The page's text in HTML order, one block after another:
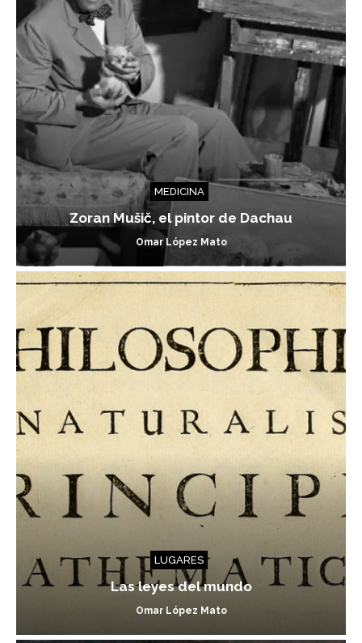
MEDICINA
Zoran Mušič, el pintor de Dachau
Omar López Mato
LUGARES
Las leyes del mundo
Omar López Mato